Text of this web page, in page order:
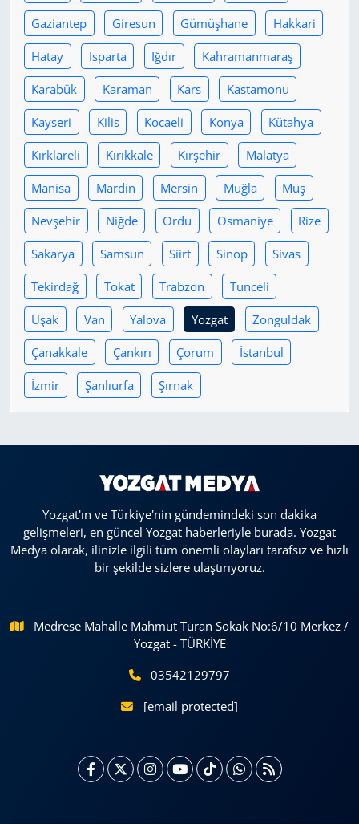
Gaziantep Giresun Gümüşhane Hakkari
Hatay Isparta Iğdır Kahramanmaraş
Karabük Karaman Kars Kastamonu
Kayseri Kilis Kocaeli Konya Kütahya
Kırklareli Kırıkkale Kırşehir Malatya
Manisa Mardin Mersin Muğla Muş
Nevşehir Niğde Ordu Osmaniye Rize
Sakarya Samsun Siirt Sinop Sivas
Tekirdağ Tokat Trabzon Tunceli
Uşak Van Yalova Yozgat Zonguldak
Çanakkale Çankırı Çorum İstanbul
İzmir Şanlıurfa Şırnak
Yozgat'ın ve Türkiye'nin gündemindeki son dakika
gelişmeleri, en güncel Yozgat haberleriyle burada. Yozgat
Medya olarak, ilinizle ilgili tüm önemli olayları tarafsız ve hızlı
bir şekilde sizlere ulaştırıyoruz.
Medrese Mahalle Mahmut Turan Sokak No:6/10 Merkez /
Yozgat - TÜRKİYE
03542129797
[email protected]